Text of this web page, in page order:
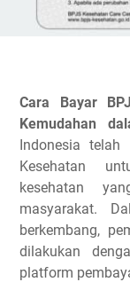
Cara Bayar
Kemudahan
Indonesia telah
Kesehatan
kesehatan
masyarakat.
berkembang,
dilakukan
platform